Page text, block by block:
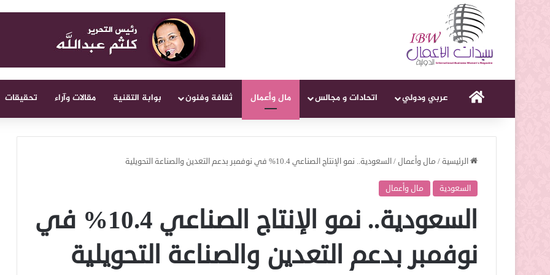
الرئيسيةعربي ودولي اتحادات و مجالس مال وأعمال ثقافة وفنون بوابة التقنية مقالات وآراء تحقيقات
الرئيسية/ مال وأعمال /السعودية.. نمو الإنتاج الصناعي 10.4% في نوفمبر بدعم التعدين والصناعة التحويلية
السعودية مال وأعمال
السعودية.. نمو الإنتاج الصناعي 10.4% في
نوفمبر بدعم التعدين والصناعة التحويلية